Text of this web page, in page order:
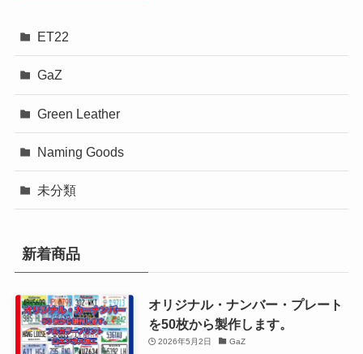
ET22
GaZ
Green Leather
Naming Goods
未分類
新着商品
オリジナル・ナンバー・プレート
を50枚から製作します。
2026年5月2日 GaZ